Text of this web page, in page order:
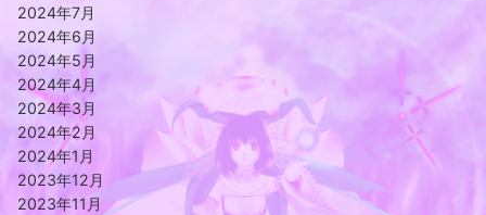
2024年7月
2024年6月
2024年5月
2024年4月
2024年3月
2024年2月
2024年1月
2023年12月
2023年11月